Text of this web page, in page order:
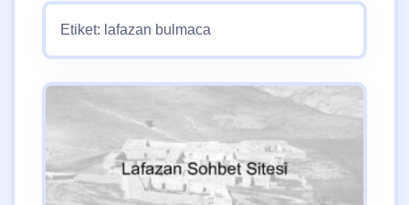
Etiket: lafazan bulmaca